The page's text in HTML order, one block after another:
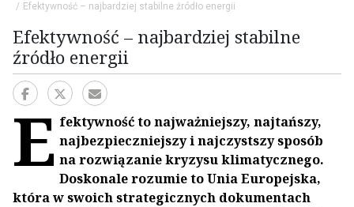
Efektywność – najbardziej stabilne źródło energii
Efektywność – najbardziej stabilne
źródło energii
E fektywność to najważniejszy, najtańszy,
najbezpieczniejszy i najczystszy sposób
na rozwiązanie kryzysu klimatycznego.
Doskonale rozumie to Unia Europejska,
która w swoich strategicznych dokumentach